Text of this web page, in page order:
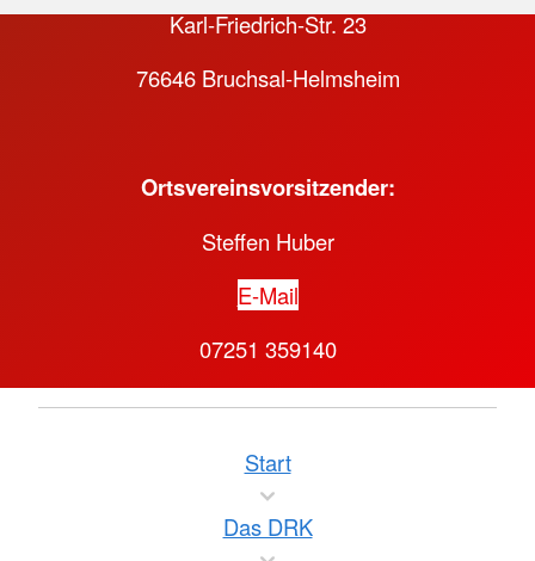
Karl-Friedrich-Str. 23
76646 Bruchsal-Helmsheim
Ortsvereinsvorsitzender:
Steffen Huber
E-Mail
07251 359140
Start
Das DRK